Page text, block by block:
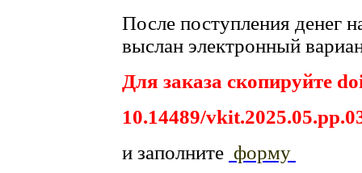
После поступления денег
выслан электронный
Для заказа скопируйте
10.14489/
и заполните форму